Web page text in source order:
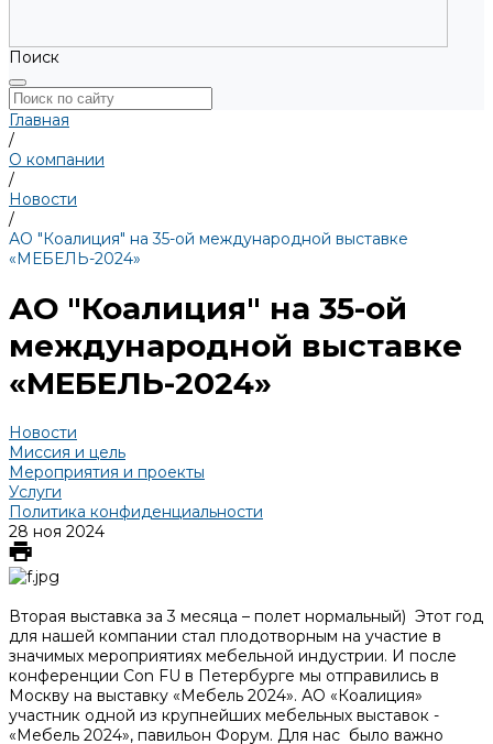
Поиск
Главная
/
О компании
/
Новости
/
АО "Коалиция" на 35-ой международной выставке
«МЕБЕЛЬ-2024»
АО "Коалиция" на 35-ой
международной выставке
«МЕБЕЛЬ-2024»
Новости
Миссия и цель
Мероприятия и проекты
Услуги
Политика конфиденциальности
28 ноя 2024
Вторая выставка за 3 месяца – полет нормальный) Этот год
для нашей компании стал плодотворным на участие в
значимых мероприятиях мебельной индустрии. И после
конференции Con FU в Петербурге мы отправились в
Москву на выставку «Мебель 2024». АО «Коалиция»
участник одной из крупнейших мебельных выставок -
«Мебель 2024», павильон Форум. Для нас было важно